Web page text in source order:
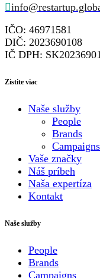
IČO: 46971581
DIČ: 2023690108
IČ DPH:
Zistite viac
Naše služby
People
Brands
Campaigns
Vaše značky
Náš príbeh
Naša expertíza
Kontakt
Naše služby
People
Brands
Campaigns